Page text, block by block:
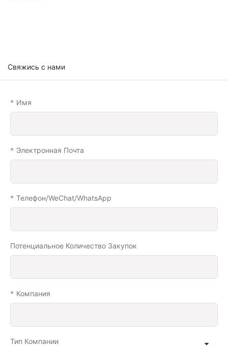
Свяжись с нами
Имя
Электронная Почта
Телефон/WeChat/WhatsApp
Потенциальное Количество Закупок
Компания
Тип Компании